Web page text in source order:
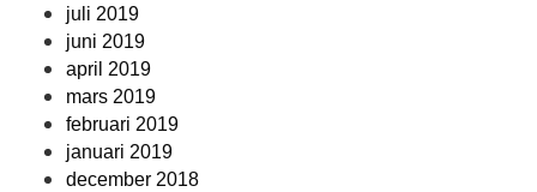
juli 2019
juni 2019
april 2019
mars 2019
februari 2019
januari 2019
december 2018